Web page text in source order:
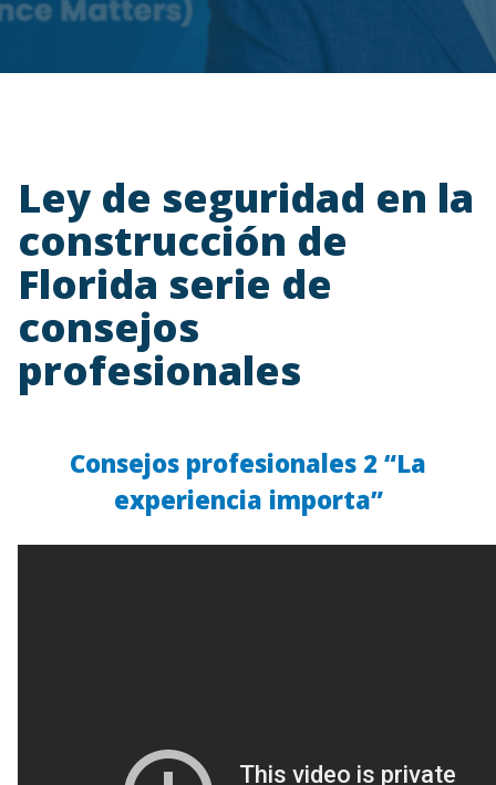
Ley de seguridad en la
construcción de
Florida serie de
consejos
profesionales
Consejos profesionales 2 “La
experiencia importa”